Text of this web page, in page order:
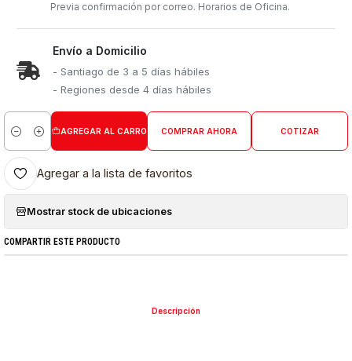
Previa confirmación por correo. Horarios de Oficina.
Envío a Domicilio
- Santiago de 3 a 5 días hábiles
- Regiones desde 4 días hábiles
Cantidad
AGREGAR AL CARRO COMPRAR AHORA COTIZAR
Agregar a la lista de favoritos
Mostrar stock de ubicaciones
COMPARTIR ESTE PRODUCTO
Descripción